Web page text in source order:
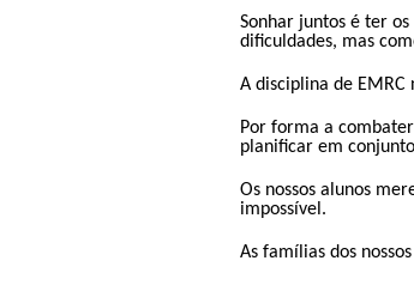
Sonhar juntos é ter
dificuldades, mas
A disciplina de EMRC
Por forma a
planificar em
Os nossos alunos
impossível.
As famílias dos